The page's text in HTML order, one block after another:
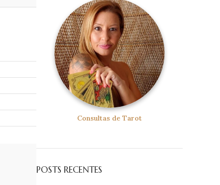
Consultas de Tarot
POSTS RECENTES